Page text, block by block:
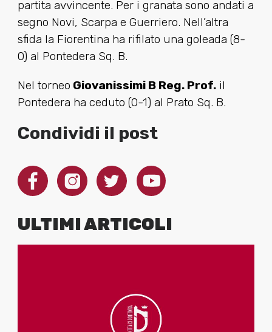
partita avvincente. Per i granata sono andati a
segno Novi, Scarpa e Guerriero. Nell’altra
sfida la Fiorentina ha rifilato una goleada (8-
0) al Pontedera Sq. B.
Nel torneo Giovanissimi B Reg. Prof.il
Pontedera ha ceduto (0-1) al Prato Sq. B.
Condividi il post
ULTIMI ARTICOLI